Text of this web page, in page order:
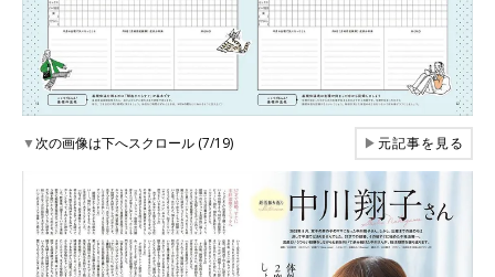
▼次の画像は下へスクロール (7/19) ▶元記事を見る